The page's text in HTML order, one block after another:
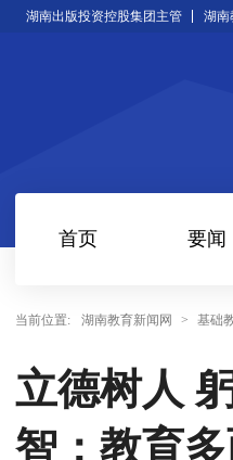
湖南出版投资控股集团主管 湖南
首页 要闻
当前位置: 湖南教育新闻网 > 基础
立德树人
智：教育